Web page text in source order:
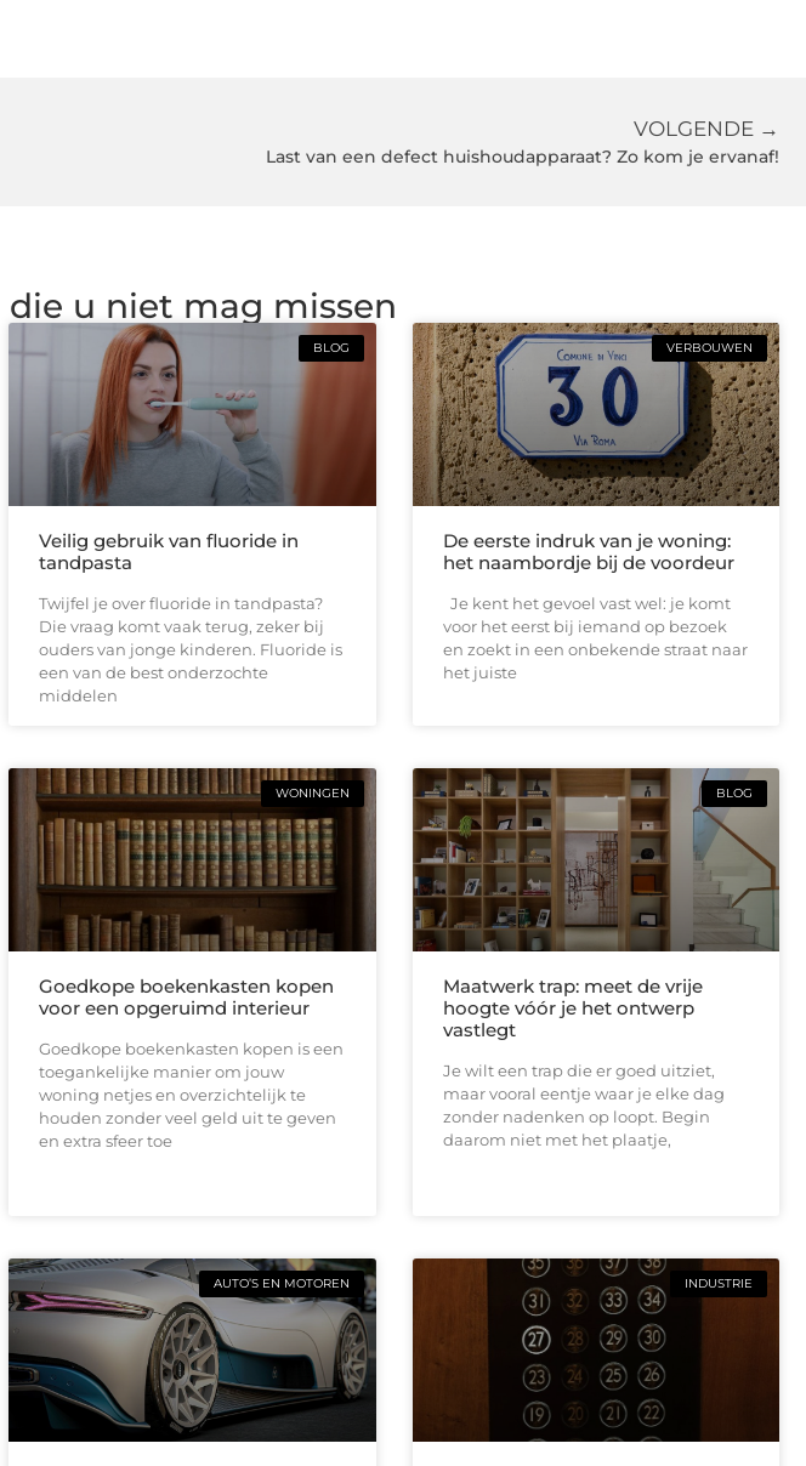
VOLGENDE →
Last van een defect huishoudapparaat? Zo kom je ervanaf!
die u niet mag missen
BLOG
Veilig gebruik van fluoride in
tandpasta
Twijfel je over fluoride in tandpasta?
Die vraag komt vaak terug, zeker bij
ouders van jonge kinderen. Fluoride is
een van de best onderzochte
middelen
VERBOUWEN
De eerste indruk van je woning:
het naambordje bij de voordeur
Je kent het gevoel vast wel: je komt
voor het eerst bij iemand op bezoek
en zoekt in een onbekende straat naar
het juiste
WONINGEN
Goedkope boekenkasten kopen
voor een opgeruimd interieur
Goedkope boekenkasten kopen is een
toegankelijke manier om jouw
woning netjes en overzichtelijk te
houden zonder veel geld uit te geven
en extra sfeer toe
BLOG
Maatwerk trap: meet de vrije
hoogte vóór je het ontwerp
vastlegt
Je wilt een trap die er goed uitziet,
maar vooral eentje waar je elke dag
zonder nadenken op loopt. Begin
daarom niet met het plaatje,
AUTO’S EN MOTOREN INDUSTRIE